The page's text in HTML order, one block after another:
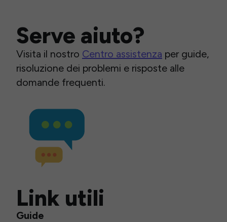
Serve aiuto?
Visita il nostro Centro assistenza per guide,
risoluzione dei problemi e risposte alle
domande frequenti.
Link utili
Guide